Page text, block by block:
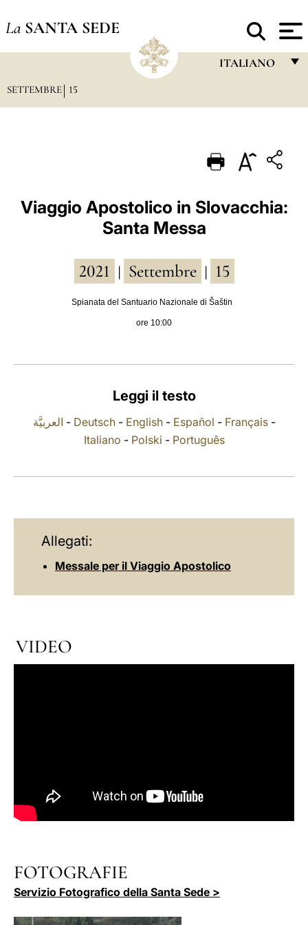
La SANTA SEDE
ITALIANO
PORTUGUÊS
ESPAÑOL
العربيّة
中文
SETTEMBRE 15
Viaggio Apostolico in Slovacchia:
Santa Messa
2021 Settembre 15
Spianata del Santuario Nazionale di Šaštin
ore 10:00
Leggi il testo
العربيَّة - Deutsch- English- Español - Français-
Italiano - Polski - Português
Allegati:
Messale per il Viaggio Apostolico
VIDEO
FOTOGRAFIE
Servizio Fotografico della Santa Sede >